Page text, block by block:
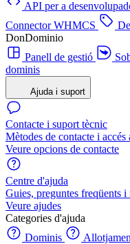
API per a
Connector WHMCS
DonDominio
Panell de gestió
dominis
Ajuda i suport
Contacte i suport tècnic
Mètodes de contacte i
Veure opcions de contacte
Centre d'ajuda
Guies, preguntes freqüents
Veure ajudes
Categories d'ajuda
Dominis